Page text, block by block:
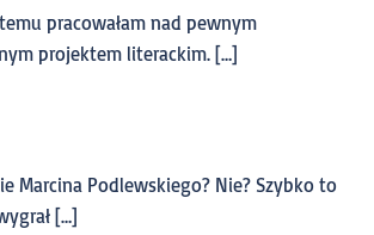
pracowałam nad pewnym
projektem literackim. […]
Marcina Podlewskiego? Nie? Szybko to
[…]